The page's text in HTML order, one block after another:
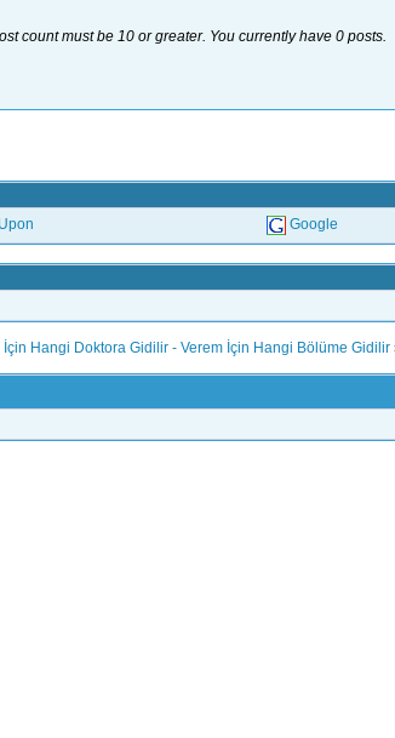
count must be 10 or greater. You currently have 0 posts.
Google
İçin Hangi Doktora Gidilir - Verem İçin Hangi Bölüme Gidilir